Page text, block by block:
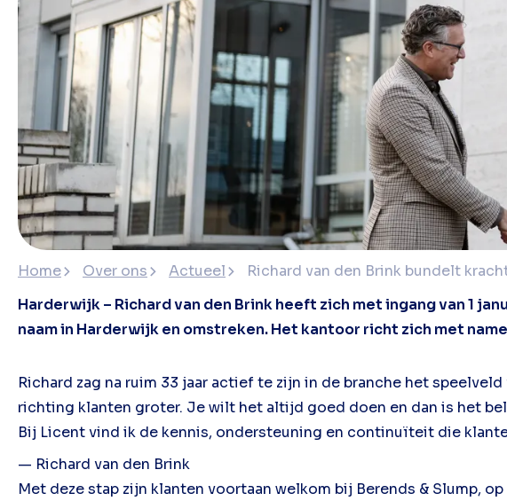
Home Over ons Actueel
Richard van den Brink bundelt
Harderwijk – Richard van den Brink heeft zich met ingang van 1
naam in Harderwijk en omstreken. Het kantoor richt zich met
Richard zag na ruim 33 jaar actief te zijn in de branche het
richting klanten groter. Je wilt het altijd goed doen en dan is het
Bij Licent vind ik de kennis, ondersteuning en continuïteit die
— Richard van den Brink
Met deze stap zijn klanten voortaan welkom bij Berends & Slump,